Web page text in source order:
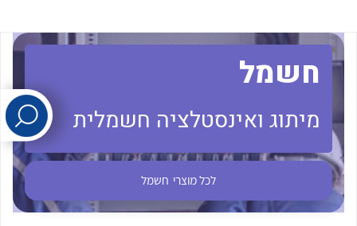
לכל מוצרי היצרן לכל מוצרי היצרן
לכל מוצרי היצרן לכל מוצרי היצרן
חשמל
מיתוג ואינסטלציה חשמלית
לכל מוצרי חשמל